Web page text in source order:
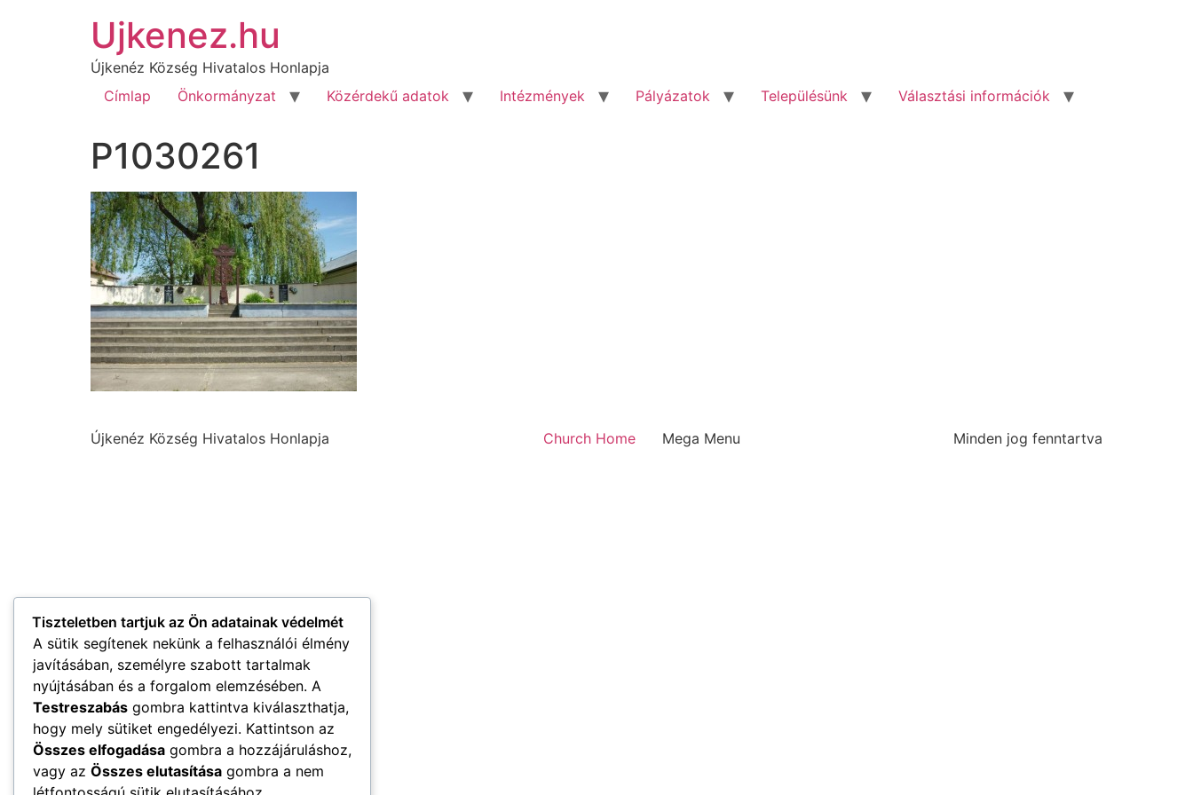
Ujkenez.hu
Újkenéz Község Hivatalos Honlapja
Címlap
Önkormányzat Közérdekű adatok Intézmények Pályázatok Településünk Választási információk
P1030261
Újkenéz Község Hivatalos Honlapja Church Home Mega Menu Minden jog fenntartva
Tiszteletben tartjuk az Ön adatainak védelmét
A sütik segítenek nekünk a felhasználói élmény
javításában, személyre szabott tartalmak
nyújtásában és a forgalom elemzésében. A
Testreszabás gombra kattintva kiválaszthatja,
hogy mely sütiket engedélyezi. Kattintson az
Összes elfogadása gombra a hozzájáruláshoz,
vagy az Összes elutasítása gombra a nem